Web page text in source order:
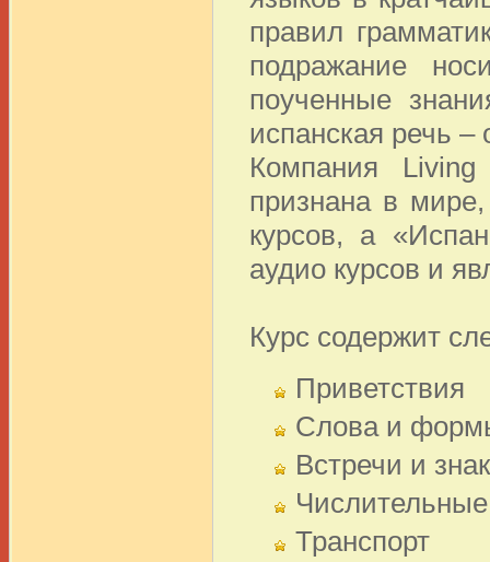
правил
подражание
поученные
испанская речь –
Компания
признана в
курсов, а
аудио курсов и
Курс содержит
Приветствия
Слова и
Встречи и
Числительные
Транспорт